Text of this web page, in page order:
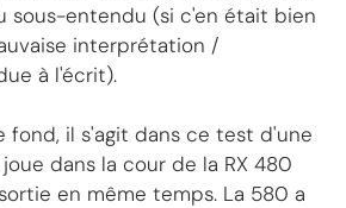
sous-entendu (si c'en était bien
interprétation /
à l'écrit).
fond, il s'agit dans ce test d'une
dans la cour de la RX 480
en même temps. La 580 a